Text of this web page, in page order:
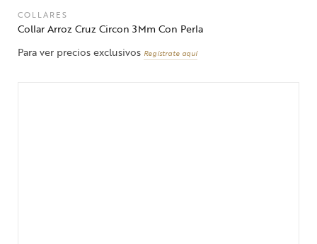
COLLARES
Collar Arroz Cruz Circon 3Mm Con Perla
Para ver precios exclusivos Regístrate aquí